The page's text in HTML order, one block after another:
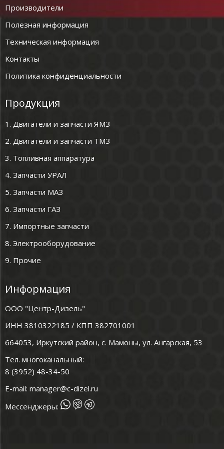
Производители
Полезная информация
Техническая информация
Контакты
Политика конфиденциальности
Продукция
1. Двигатели и запчасти ЯМЗ
2. Двигатели и запчасти ТМЗ
3. Топливная аппаратура
4. Запчасти УРАЛ
5. Запчасти МАЗ
6. Запчасти ГАЗ
7. Импортные запчасти
8. Электрооборудование
9. Прочие
Информация
ООО "Центр-Дизель"
ИНН 3810322185 / КПП 382701001
664053, Иркутский район, с. Мамоны, ул. Ангарская, 53
Тел. многоканальный:
8 (3952) 48-34-50
E-mail: manager@c-dizel.ru
Мессенджеры: